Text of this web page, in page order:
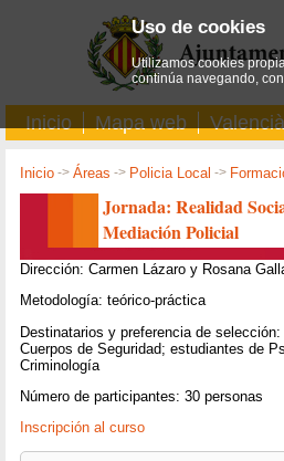
Inicio Mapa web Valencià
Inicio ->Áreas -> Policia Local ->
Jornada: Realidad
Mediación Policial
Dirección: Carmen Lázaro y Rosana
Metodología: teórico-práctica
Destinatarios y preferencia de
Cuerpos de Seguridad; estudiantes de
Criminología
Número de participantes: 30 personas
Inscripción al curso
Uso de cookies
Utilizamos cookies
continúa navegando,